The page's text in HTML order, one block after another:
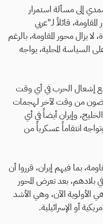
إلى مسألة استمرار
قائلاً لـ"عربي
يزال محور المقاومة، بالرغم
السياسة المحلية، يواجه
إشعال الحرب في أي وقت
من وقت لآخر لهجمات
وإيران أيضاً في أي
انتقاماً عسكرياً من
بما فيهم إيران، قرروا أن
بلادهم، بعد تعرض المحور
الأولوية الآن، وهي الأشد
أو الإسرائيلية.